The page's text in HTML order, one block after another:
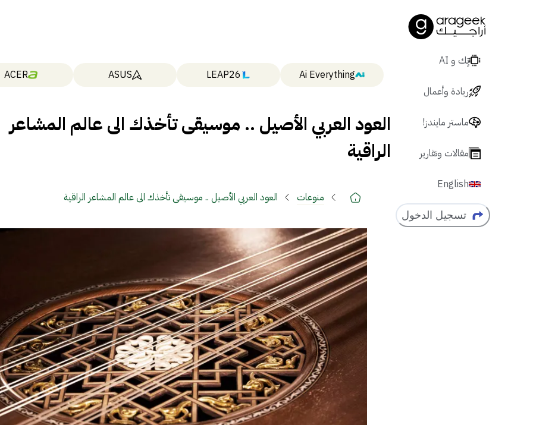
تٍك و AI
ريادة وأعمال
ماستر مايندز!
مقالات وتقارير
English
تسجيل الدخول
Ai Everything
LEAP26
ASUS
ACER
العود العربي الأصيل .. موسيقى تأخذك الى عالم المشاعر
الراقية
منوعات العود العربي الأصيل .. موسيقى تأخذك الى عالم المشاعر الراقية